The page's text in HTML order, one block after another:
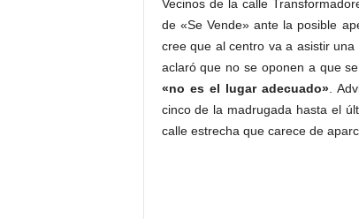
Vecinos de la calle
de «Se Vende» ante la posible
cree que al centro va a asistir
aclaró que no se oponen a que
«no es el lugar adecuado» .
cinco de la madrugada hasta el
calle estrecha que carece de